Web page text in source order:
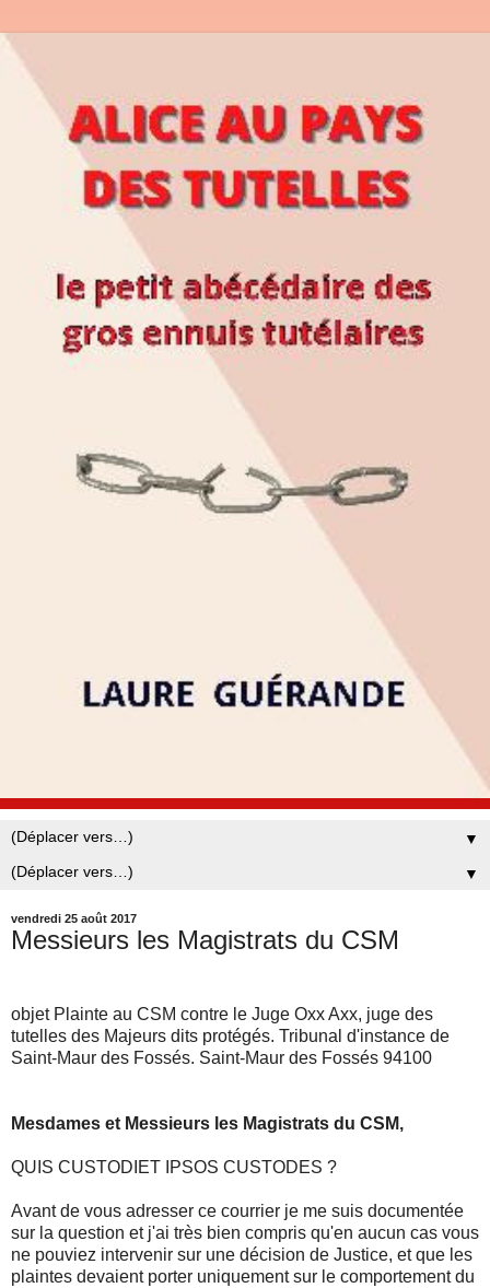
▼
▼
vendredi 25 août 2017
Messieurs les Magistrats du CSM
objet Plainte au CSM contre le Juge Oxx Axx, juge des
tutelles des Majeurs dits protégés. Tribunal d'instance de
Saint-Maur des Fossés. Saint-Maur des Fossés 94100
Mesdames et Messieurs les Magistrats du CSM,
QUIS CUSTODIET IPSOS CUSTODES ?
Avant de vous adresser ce courrier je me suis documentée
sur la question et j'ai très bien compris qu'en aucun cas vous
ne pouviez intervenir sur une décision de Justice, et que les
plaintes devaient porter uniquement sur le comportement du